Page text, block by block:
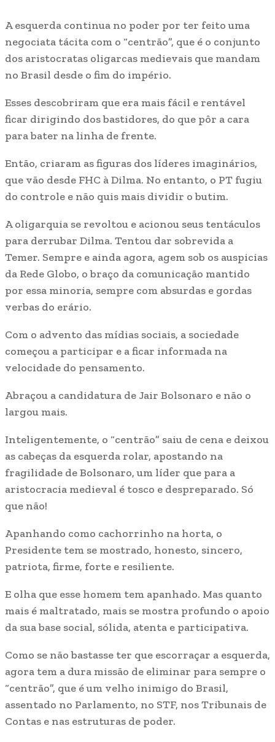
A esquerda continua no poder por ter feito uma
negociata tácita com o “centrão”, que é o conjunto
dos aristocratas oligarcas medievais que mandam
no Brasil desde o fim do império.
Esses descobriram que era mais fácil e rentável
ficar dirigindo dos bastidores, do que pôr a cara
para bater na linha de frente.
Então, criaram as figuras dos líderes imaginários,
que vão desde FHC à Dilma. No entanto, o PT fugiu
do controle e não quis mais dividir o butim.
A oligarquia se revoltou e acionou seus tentáculos
para derrubar Dilma. Tentou dar sobrevida a
Temer. Sempre e ainda agora, agem sob os auspicias
da Rede Globo, o braço da comunicação mantido
por essa minoria, sempre com absurdas e gordas
verbas do erário.
Com o advento das mídias sociais, a sociedade
começou a participar e a ficar informada na
velocidade do pensamento.
Abraçou a candidatura de Jair Bolsonaro e não o
largou mais.
Inteligentemente, o “centrão” saiu de cena e deixou
as cabeças da esquerda rolar, apostando na
fragilidade de Bolsonaro, um líder que para a
aristocracia medieval é tosco e despreparado. Só
que não!
Apanhando como cachorrinho na horta, o
Presidente tem se mostrado, honesto, sincero,
patriota, firme, forte e resiliente.
E olha que esse homem tem apanhado. Mas quanto
mais é maltratado, mais se mostra profundo o apoio
da sua base social, sólida, atenta e participativa.
Como se não bastasse ter que escorraçar a esquerda,
agora tem a dura missão de eliminar para sempre o
“centrão”, que é um velho inimigo do Brasil,
assentado no Parlamento, no STF, nos Tribunais de
Contas e nas estruturas de poder.